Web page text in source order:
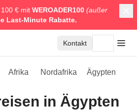
€ mit WEROADER100 (außer
Last-Minute Rabatte.
Kontakt
Afrika Nordafrika Ägypten
in Ägypten